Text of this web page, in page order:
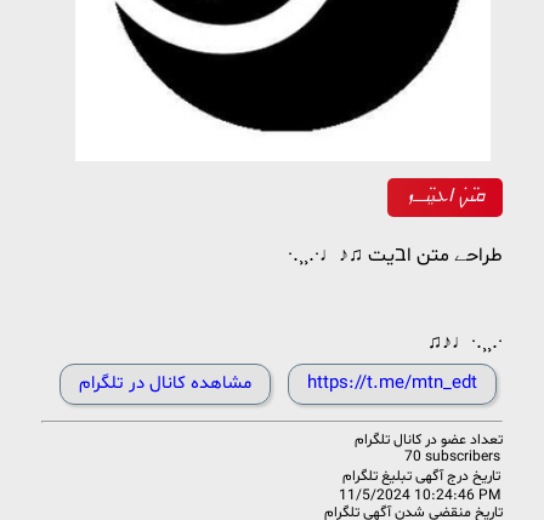
ܩࡅ߳ࡍ߭ ߊ‌ܥ‌‌ࡅ࡙ࡅ߳ߺߺܙ
·.¸¸.·♩♪♫ طراحے متن اבیت
♫♪♩·.¸¸.·
مشاهده کانال در تلگرام https://t.me/mtn_edt
تعداد عضو در کانال تلگرام
70 subscribers
تاریخ درج آگهی تبلیغ تلگرام
11/5/2024 10:24:46 PM
تاریخ منقضی شدن آگهی تلگرام